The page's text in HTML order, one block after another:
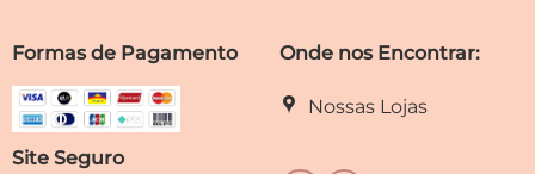
Formas de Pagamento
Site Seguro
Onde nos Encontrar:
Nossas Lojas